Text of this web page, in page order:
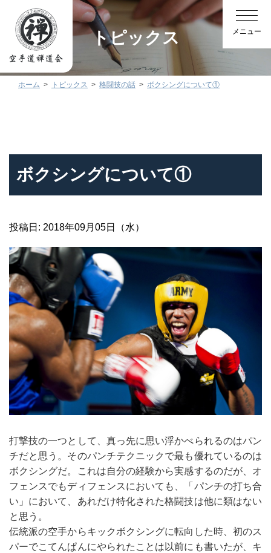
トピックス
ホーム トピックス 格闘技の話 ボクシングについて①
ボクシングについて①
投稿日: 2018年09月05日（水）
打撃技の一つとして、真っ先に思い浮かべられるのはパン
チだと思う。そのパンチテクニックで最も優れているのは
ボクシングだ。これは自分の経験から実感するのだが、オ
フェンスでもディフェンスにおいても、「パンチの打ち合
い」において、あれだけ特化された格闘技は他に類はない
と思う。
伝統派の空手からキックボクシングに転向した時、初のス
パーでこてんぱんにやられたことは以前にも書いたが、キ